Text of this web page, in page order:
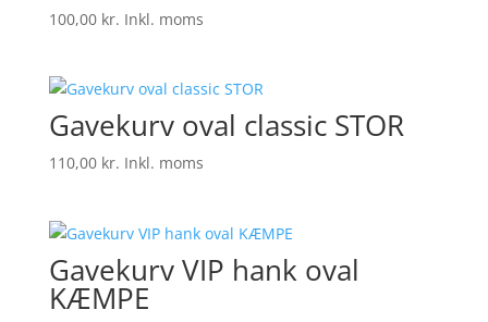
100,00 kr. Inkl. moms
Gavekurv oval classic STOR
110,00 kr. Inkl. moms
Gavekurv VIP hank oval
KÆMPE